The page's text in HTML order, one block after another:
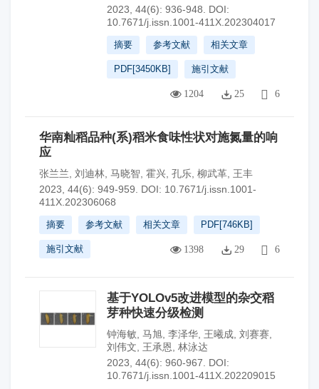
2023, 44(6): 936-948.
DOI:
10.7671/j.issn.1001-411X.202304017
摘要 参考文献 相关文章
PDF[3450KB] 施引文献
1204 25 6
华南籼稻品种(系)稻米食味性状对施氮量的响
应
张兰兰 刘迪林 马晓智 霍兴 孔乐 柳武革 王丰
2023, 44(6): 949-959.
DOI: 10.7671/j.issn.1001-
411X.202306068
摘要 参考文献 相关文章 PDF[746KB]
施引文献 1398 29 6
基于YOLOv5改进模型的杂交稻
芽种快速分级检测
钟海敏 马旭 李泽华 王曦成 刘赛赛
刘伟文
王承恩
林泳达
2023, 44(6): 960-967.
DOI:
10.7671/j.issn.1001-411X.202209015